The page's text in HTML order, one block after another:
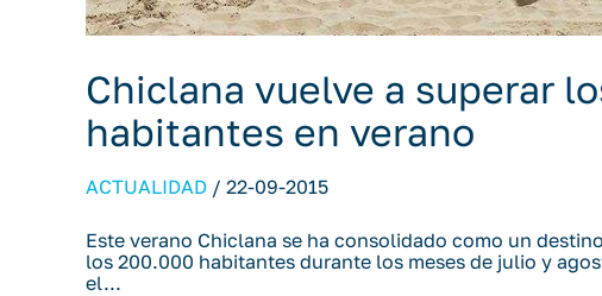
Chiclana vuelve a superar
habitantes en verano
ACTUALIDAD / 22-09-2015
Este verano Chiclana se ha consolidado como un
los 200.000 habitantes durante los meses de julio y
el...